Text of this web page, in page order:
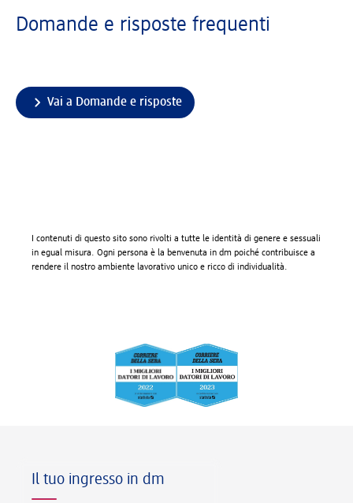
Domande e risposte frequenti
Vai a Domande e risposte
I contenuti di questo sito sono rivolti a tutte le identità di genere e sessuali
in egual misura. Ogni persona è la benvenuta in dm poiché contribuisce a
rendere il nostro ambiente lavorativo unico e ricco di individualità.
Il tuo ingresso in dm